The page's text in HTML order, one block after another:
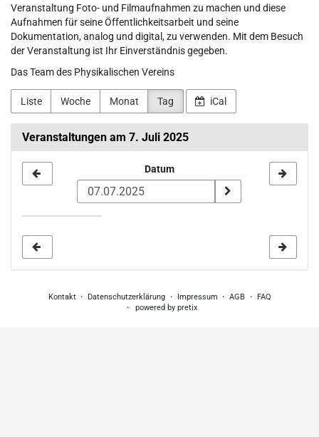
Veranstaltung Foto- und Filmaufnahmen zu machen und diese
Aufnahmen für seine Öffentlichkeitsarbeit und seine
Dokumentation, analog und digital, zu verwenden. Mit dem Besuch
der Veranstaltung ist Ihr Einverständnis gegeben.
Das Team des Physikalischen Vereins
Liste Woche Monat Tag iCal
Veranstaltungen am 7. Juli 2025
zur
Anzeige
Datum
Kontakt Datenschutzerklärung Impressum AGB
FAQ
powered by pretix